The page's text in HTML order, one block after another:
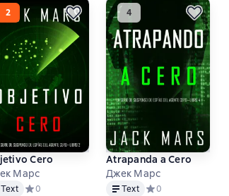
3 оценок
Cero
Марс
Text Средний рейтинг 0 на основе 0 оценок
0
Atrapanda a Cero
Джек Марс
TextText Средний рейтинг 0
0